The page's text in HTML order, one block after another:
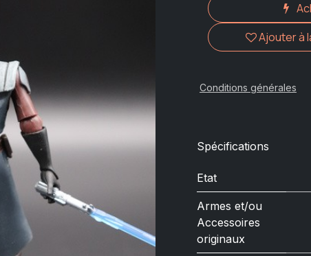
Ajouter à
Conditions générales
Spécifications
Etat
Armes et/ou
Accessoires
originaux